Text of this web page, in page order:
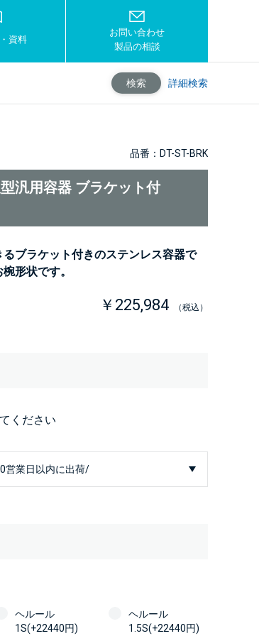
資料
お問い合わせ
製品の相談
検索 詳細検索
品番：DT-ST-BRK
型汎用容器 ブラケット付
ブラケット付きのステンレス容器で
形状です。
￥225,984 （税込）
ください
ヘルール
1S(+22440円)
ヘルール
1.5S(+22440円)